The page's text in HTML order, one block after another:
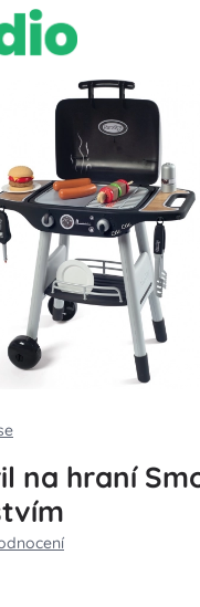
na hraní